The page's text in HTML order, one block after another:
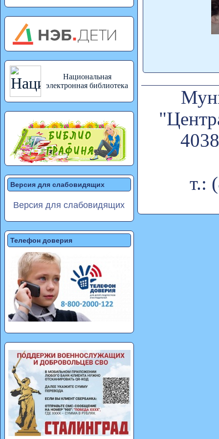
Национальная
электронная библиотека
Версия для слабовидящих
Версия для слабовидящих
Телефон доверия
т.: